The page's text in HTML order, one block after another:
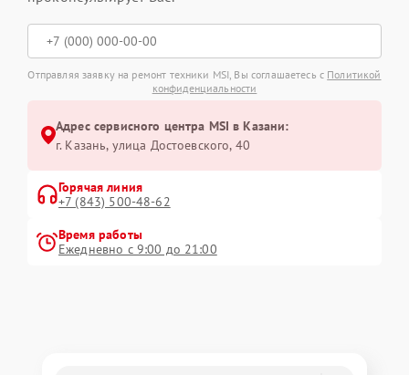
Отправляя заявку на ремонт техники MSI, Вы соглашаетесь с Политикой
конфиденциальности
Адрес сервисного центра MSI в Казани:
г. Казань, улица Достоевского, 40
Горячая линия
+7 (843) 500-48-62
Время работы
Ежедневно с 9:00 до 21:00